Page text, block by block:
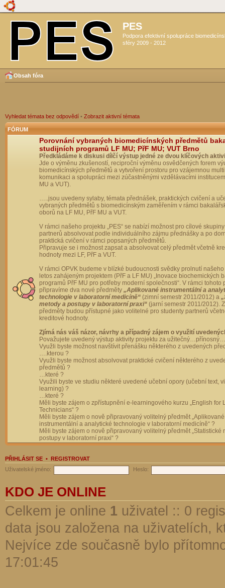
PES
Podpora efektivní spolupráce
sféry 2009 - 2012
Obsah fóra
Vyhledat témata bez odpovědí • Zobrazit aktivní témata
FÓRUM
Porovnání vybraných biomedicínských předmětů
studijních programů LF MU; PřF MU; VUT Brno
Předkládáme k diskusi dílčí výstup jedné ze dvou klíčových
Jde o výměnu zkušeností, reciproční výměnu osvědčených forem
biomedicínských předmětů a vytvoření prostoru pro vzájemnou
komunikaci a spolupráci mezi zúčastněnými vzdělávacími
MU a VUT).
…..jsou uvedeny sylaby, témata přednášek, praktických cvičení a
vybraných předmětů s biomedicínským zaměřením v rámci
oborů na LF MU, PřF MU a VUT.
V rámci našeho projektu „PES“ se nabízí možnost pro cílové
partnerů absolvovat podle individuálního zájmu přednášky a po
praktická cvičení v rámci popsaných předmětů.
Připravuje se i možnost zapsat a absolvovat celý předmět včetně
hodnoty mezi LF, PřF a VUT.
V rámci OPVK budeme v blízké budoucnosti svědky prolnutí
letos zahájeným projektem (PřF a LF MU) „Inovace biochemických
programů PřF MU pro potřeby moderní společnosti“. V rámci tohoto
připravíme dva nové předměty „Aplikované instrumentální a
technologie v laboratorní medicíně“ (zimní semestr 2011/2012) a
metody a postupy v laboratorní praxi“ (jarní semestr 2011/2012).
předměty budou přístupné jako volitelné pro studenty partnerů
kreditové hodnoty.
Zjímá nás váš názor, návrhy a případný zájem o využití
Považujete uvedený výstup aktivity projektu za
Využli byste možnost navštívit přenášku některého z uvedených
….kterou ?
Využli byste možnost absolvovat praktické cvičení některého z
předmětů ?
…které ?
Využili byste ve studiu některé uvedené učební opory (učební text,
learning) ?
…které ?
Měli byste zájem o zpřístupnění e-learningového kurzu „English for
Technicians“ ?
Měli byste zájem o nově připravovaný volitelný předmět „Aplikované
instrumentální a analytické technologie v laboratorní medicíně“ ?
Měli byste zájem o nově připravovaný volitelný předmět „Statistické
postupy v laboratorní praxi“ ?
PŘIHLÁSIT SE • REGISTROVAT
Uživatelské jméno:
Heslo:
KDO JE ONLINE
Celkem je online 1 uživatel :: 0
data jsou založena na uživatelích,
Nejvíce zde současně bylo
17:01:45